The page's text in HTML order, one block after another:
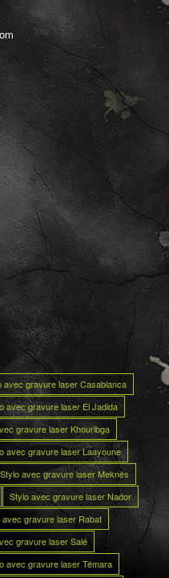
avec gravure laser Casablanca
avec gravure laser El Jadida
gravure laser Khouribga
avec gravure laser Laayoune
Stylo avec gravure laser Meknès
Stylo avec gravure laser Nador
avec gravure laser Rabat
gravure laser Salé
avec gravure laser Témara